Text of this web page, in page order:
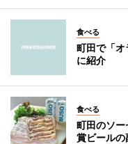
食べる
町田で「
に紹介
食べる
町田のソ
賞ビールの